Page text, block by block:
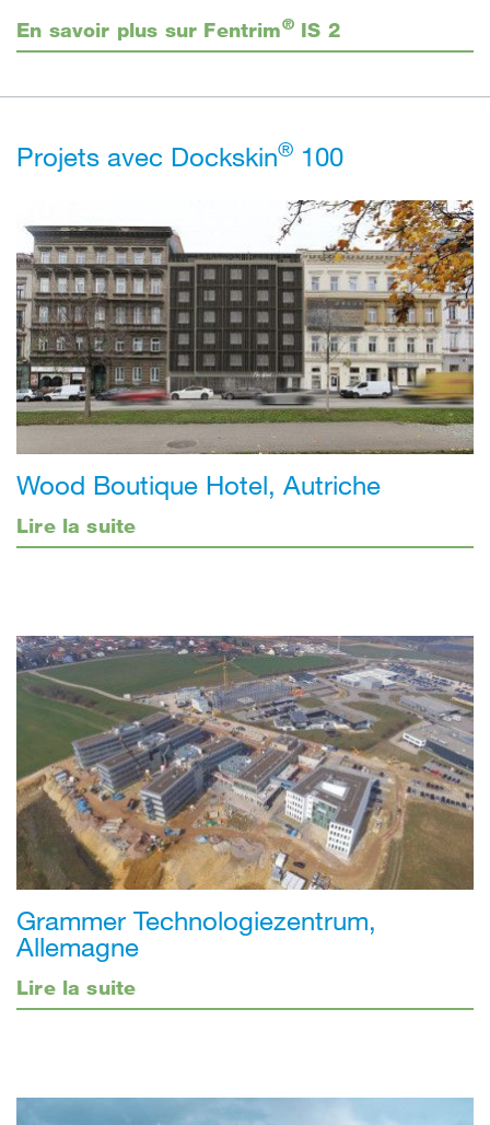
En savoir plus sur Fentrim®IS 2
Projets avec Dockskin® 100
Wood Boutique Hotel, Autriche
Lire la suite
Grammer Technologiezentrum,
Allemagne
Lire la suite